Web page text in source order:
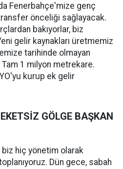
Fenerbahçe'mize genç
önceliği sağlayacak.
bakıyorlar, biz
gelir kaynakları üretmemiz
tarihinde olmayan
Tam 1 milyon metrekare.
kurup ek gelir
GÖLGE BAŞKAN
hiç yönetim olarak
Dün gece, sabah